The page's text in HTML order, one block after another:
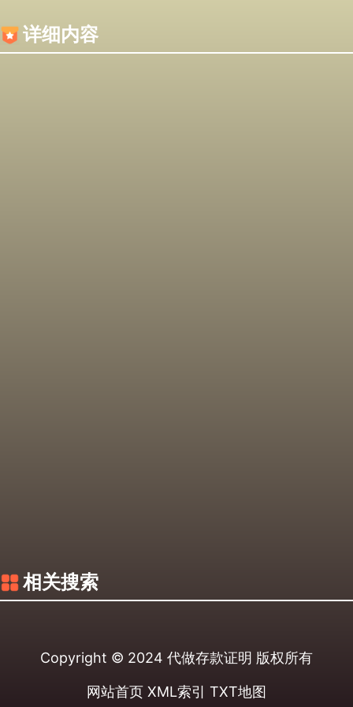
详细内容
相关搜索
Copyright © 2024 代做存款证明 版权所有
网站首页 XML索引 TXT地图